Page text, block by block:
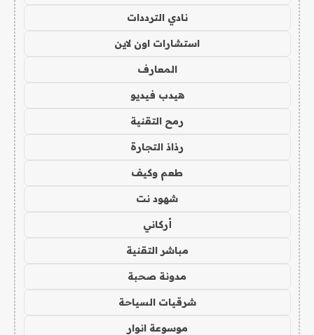
نادي الترددات
استشارات اون لاين
المعارف
هيدب فيديو
رمح التقنية
رذاذ التجارة
طعم وكيف
شهود نت
أركاني
مباشر التقنية
مدونة صحبة
شرقيات السياحة
موسوعة انوار